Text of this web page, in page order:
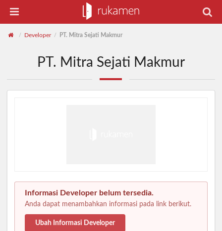
/ Developer / PT. Mitra Sejati Makmur
PT. Mitra Sejati Makmur
Informasi Developer belum tersedia.
Anda dapat menambahkan informasi pada link berikut.
Ubah Informasi Developer